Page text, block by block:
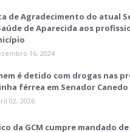
de Agradecimento do atual
de Aparecida aos
16, 2024
é detido com drogas nas
férrea em Senador Canedo
02, 2026
da GCM cumpre mandado